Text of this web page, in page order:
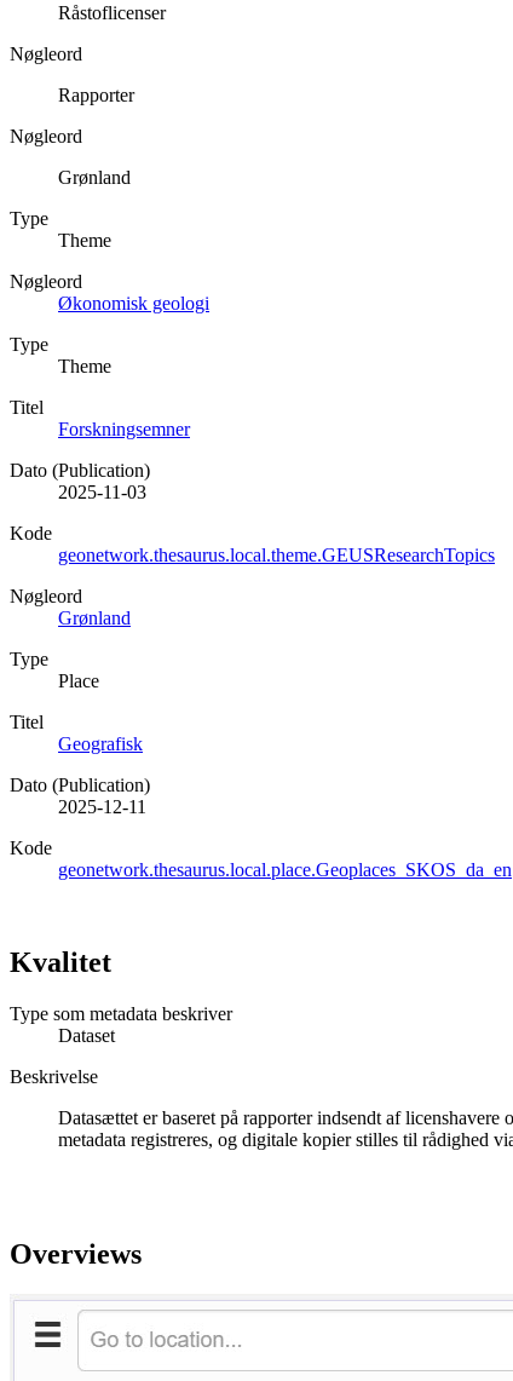
Råstoflicenser
Nøgleord
Rapporter
Nøgleord
Grønland
Type
Theme
Nøgleord
Økonomisk geologi
Type
Theme
Titel
Forskningsemner
Dato (Publication)
2025-11-03
Kode
geonetwork.thesaurus.local.theme.GEUSResearchTopics
Nøgleord
Grønland
Type
Place
Titel
Geografisk
Dato (Publication)
2025-12-11
Kode
geonetwork.thesaurus.local.place.Geoplaces_SKOS_da_en
Kvalitet
Type som metadata beskriver
Dataset
Beskrivelse
Datasættet er baseret på rapporter indsendt af
metadata registreres, og digitale kopier stilles til rådighed
Overviews